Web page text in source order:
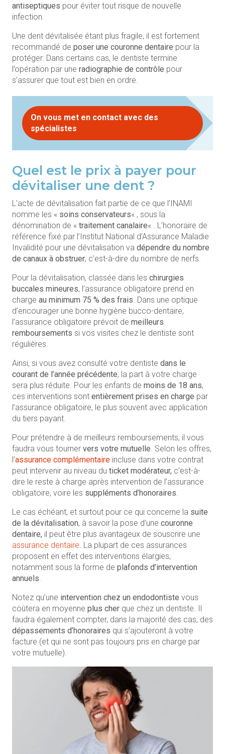
antiseptiques pour éviter tout risque de nouvelle
infection.
Une dent dévitalisée étant plus fragile, il est fortement
recommandé de poser une couronne dentaire pour la
protéger. Dans certains cas, le dentiste termine
l’opération par une radiographie de contrôle pour
s’assurer que tout est bien en ordre.
On vous met en contact avec des
spécialistes
Quel est le prix à payer pour
dévitaliser une dent ?
L’acte de dévitalisation fait partie de ce que l’INAMI
nomme les « soins conservateurs« , sous la
dénomination de « traitement canalaire« . L’honoraire de
référence fixé par l’Institut National d’Assurance Maladie
Invalidité pour une dévitalisation va dépendre du nombre
de canaux à obstruer, c’est-à-dire du nombre de nerfs.
Pour la dévitalisation, classée dans les chirurgies
buccales mineures, l’assurance obligatoire prend en
charge au minimum 75 % des frais . Dans une optique
d’encourager une bonne hygiène bucco-dentaire,
l’assurance obligatoire prévoit de meilleurs
remboursements si vos visites chez le dentiste sont
régulières.
Ainsi, si vous avez consulté votre dentiste dans le
courant de l’année précédente, la part à votre charge
sera plus réduite. Pour les enfants de moins de 18 ans,
ces interventions sont entièrement prises en charge par
l’assurance obligatoire, le plus souvent avec application
du tiers payant.
Pour prétendre à de meilleurs remboursements, il vous
faudra vous tourner vers votre mutuelle . Selon les offres,
l’assurance complémentaire incluse dans votre contrat
peut intervenir au niveau du ticket modérateur, c’est-à-
dire le reste à charge après intervention de l’assurance
obligatoire, voire les suppléments d’honoraires
Le cas échéant, et surtout pour ce qui concerne la suite
de la dévitalisation, à savoir la pose d’une couronne
dentaire, il peut être plus avantageux de souscrire une
assurance dentaire . La plupart de ces assurances
proposent en effet des interventions élargies,
notamment sous la forme de plafonds d’intervention
annuels
Notez qu’une intervention chez un endodontiste vous
coûtera en moyenne plus cher que chez un dentiste. Il
faudra également compter, dans la majorité des cas, des
dépassements d’honoraires qui s’ajouteront à votre
facture (et qui ne sont pas toujours pris en charge par
votre mutuelle).